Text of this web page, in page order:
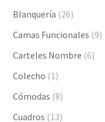
Blanquería (26)
Camas Funcionales (9)
Carteles Nombre (6)
Colecho (1)
Cómodas (8)
Cuadros (13)